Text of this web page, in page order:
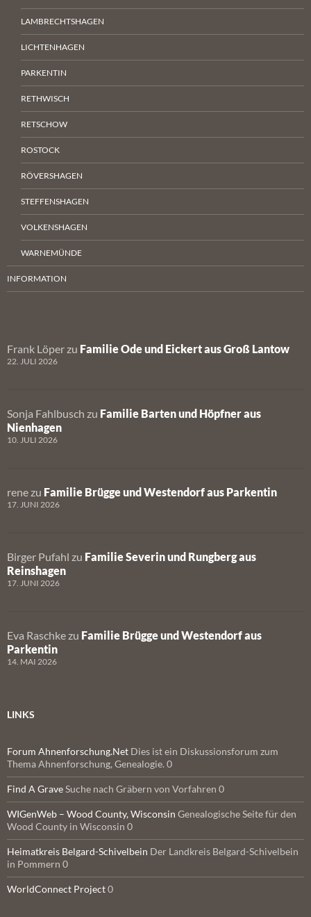
LAMBRECHTSHAGEN
LICHTENHAGEN
PARKENTIN
RETHWISCH
RETSCHOW
ROSTOCK
RÖVERSHAGEN
STEFFENSHAGEN
VOLKENSHAGEN
WARNEMÜNDE
INFORMATION
Frank Löper zu Familie Ode und Eickert aus Groß Lantow
22. JULI 2026
Sonja Fahlbusch zu Familie Barten und Höpfner aus
Nienhagen
10. JULI 2026
rene zu Familie Brügge und Westendorf aus Parkentin
17. JUNI 2026
Birger Pufahl zu Familie Severin und Rungberg aus
Reinshagen
17. JUNI 2026
Eva Raschke zu Familie Brügge und Westendorf aus
Parkentin
14. MAI 2026
LINKS
Forum Ahnenforschung.Net Dies ist ein Diskussionsforum zum
Thema Ahnenforschung, Genealogie. 0
Find A GraveSuche nach Gräbern von Vorfahren 0
WIGenWeb – Wood County, Wisconsin Genealogische Seite für den
Wood County in Wisconsin 0
Heimatkreis Belgard-Schivelbein Der Landkreis Belgard-Schivelbein
in Pommern 0
WorldConnect Project0